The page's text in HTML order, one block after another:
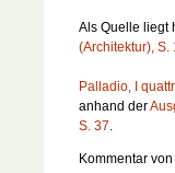
Als Quelle liegt
(Architektur), S.
Palladio, I
anhand der
S. 37.
Kommentar von